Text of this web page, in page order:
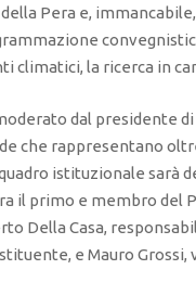
Pera e,
la ricerca in
dal presidente
che rappresentano
istituzionale sarà
il primo e membro del
Della Casa,
e Mauro Grossi,